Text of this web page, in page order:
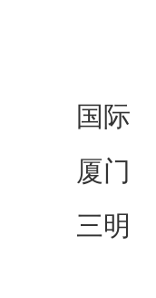
国际
厦门
三明